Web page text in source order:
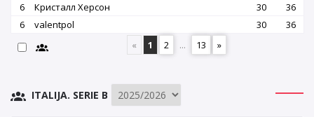
6
Кристалл Херсон 30
36
6
valentpol 30
36
«
1 2 ... 13 »
ITALIJA. SERIE B